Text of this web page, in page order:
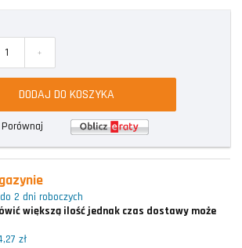
+
DODAJ DO KOSZYKA
Porównaj
2 dni roboczych
większą ilość jednak czas dostawy może
zł